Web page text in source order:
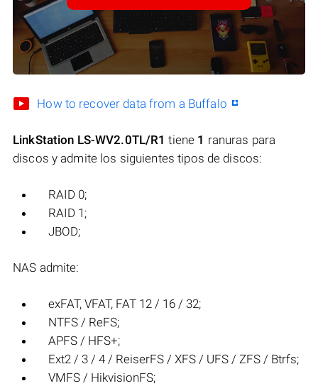
How to recover data from a Buffalo
LinkStation LS-WV2.0TL/R1 tiene 1 ranuras para
discos y admite los siguientes tipos de discos:
RAID 0;
RAID 1;
JBOD;
NAS admite:
exFAT, VFAT, FAT 12 / 16 / 32;
NTFS / ReFS;
APFS / HFS+;
Ext2 / 3 / 4 / ReiserFS / XFS / UFS / ZFS / Btrfs;
VMFS / HikvisionFS;